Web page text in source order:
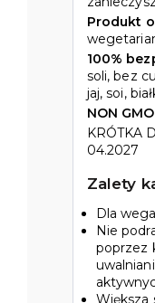
Produkt
100%
soli, bez
jaj, soi,
NON GMO
KRÓTKA
04.2027
Zalety
Dla
Nie
poprzez
Większa